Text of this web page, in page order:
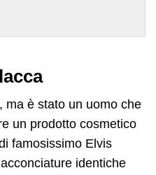
ma è stato un uomo che
un prodotto cosmetico
famosissimo Elvis
identiche